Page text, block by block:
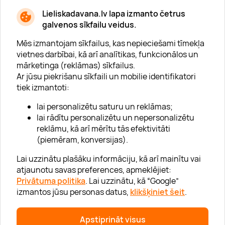
Lieliskadavana.lv lapa izmanto četrus
galvenos sīkfailu veidus.
Mēs izmantojam sīkfailus, kas nepieciešami tīmekļa
vietnes darbībai, kā arī analītikas, funkcionālos un
mārketinga (reklāmas) sīkfailus.
Ar jūsu piekrišanu sīkfaili un mobilie identifikatori
tiek izmantoti:
lai personalizētu saturu un reklāmas;
lai rādītu personalizētu un nepersonalizētu
reklāmu, kā arī mērītu tās efektivitāti
(piemēram, konversijas).
Lai uzzinātu plašāku informāciju, kā arī mainītu vai
atjaunotu savas preferences, apmeklējiet:
Privātuma politika. Lai uzzinātu, kā “Google”
izmantos jūsu personas datus, klikšķiniet šeit.
Apstiprināt visus
* Esmu iepazinies/usies ar privātuma politiku
Par "Lieliska dāvana"
Uzņēmumiem
Palīdzība
“GERA DOVANA” GRUPA